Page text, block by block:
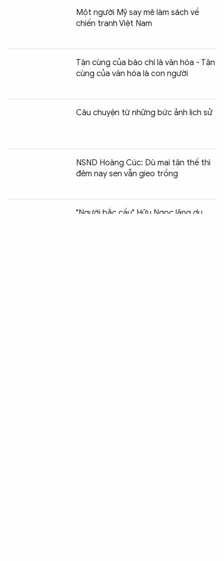
Một người Mỹ say mê làm sách về
chiến tranh Việt Nam
Tận cùng của báo chí là văn hóa - Tận
cùng của văn hóa là con người
Câu chuyện từ những bức ảnh lịch sử
NSND Hoàng Cúc: Dù mai tận thế thì
đêm nay sen vẫn gieo trồng
"Người bắc cầu" Hữu Ngọc lãng du